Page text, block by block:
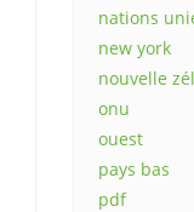
nations
new york
nouvelle
onu
ouest
pays bas
pdf